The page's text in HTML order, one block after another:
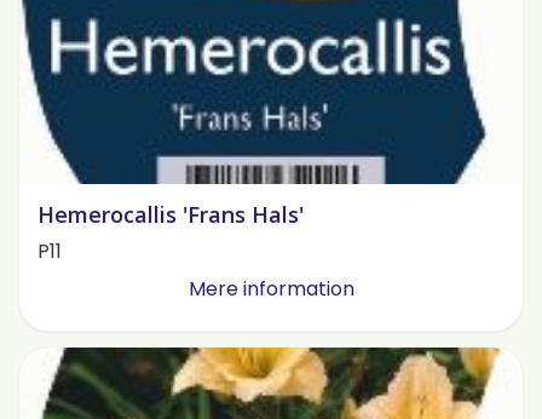
Hemerocallis 'Frans Hals'
P11
Mere information